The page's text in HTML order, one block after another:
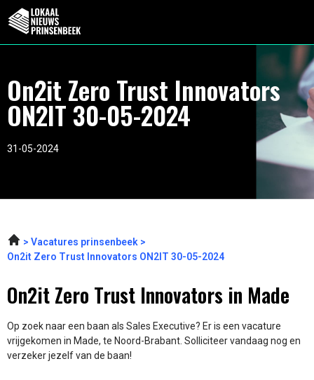
On2it Zero Trust Innovators
ON2IT 30-05-2024
31-05-2024
Vacatures prinsenbeek
On2it Zero Trust Innovators ON2IT 30-05-2024
On2it Zero Trust Innovators in Made
Op zoek naar een baan als Sales Executive? Er is een vacature
vrijgekomen in Made, te Noord-Brabant. Solliciteer vandaag nog en
verzeker jezelf van de baan!